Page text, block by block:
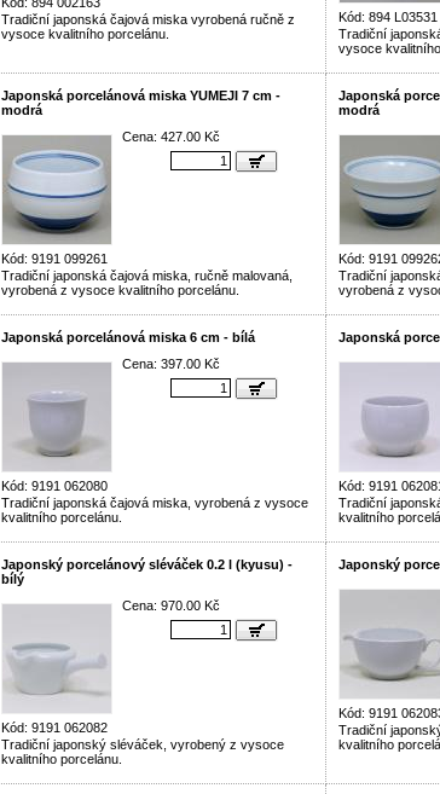
Tradiční japonská čajová miska vyrobená ručně z
vysoce kvalitního porcelánu.
Kód: 894 L03531
Tradiční
vysoce
Japonská porcelánová miska YUMEJI 7 cm -
modrá
Kód: 9191 099261
Cena: 427.00 Kč
Tradiční japonská čajová miska, ručně malovaná,
vyrobená z vysoce kvalitního porcelánu.
Japonská
modrá
Kód: 9191
Tradiční
vyrobená z
Japonská porcelánová miska 6 cm - bílá
Kód: 9191 062080
Cena: 397.00 Kč
Tradiční japonská čajová miska, vyrobená z vysoce
kvalitního porcelánu.
Japonská
Kód: 9191
Tradiční
kvalitního
Japonský porcelánový sléváček 0.2 l (kyusu) -
bílý
Kód: 9191 062082
Cena: 970.00 Kč
Tradiční japonský sléváček, vyrobený z vysoce
kvalitního porcelánu.
Japonský
Kód: 9191
Tradiční
kvalitního